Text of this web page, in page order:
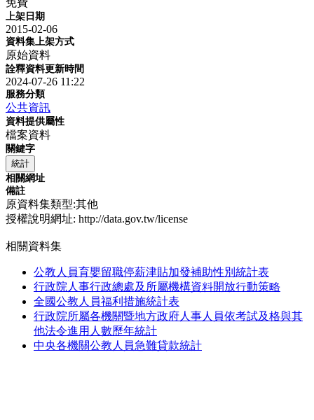
免費
上架日期
2015-02-06
資料集上架方式
原始資料
詮釋資料更新時間
2024-07-26 11:22
服務分類
公共資訊
資料提供屬性
檔案資料
關鍵字
統計
相關網址
備註
原資料集類型:其他
授權說明網址: http://data.gov.tw/license
相關資料集
公教人員育嬰留職停薪津貼加發補助性別統計表
行政院人事行政總處及所屬機構資料開放行動策略
全國公教人員福利措施統計表
行政院所屬各機關暨地方政府人事人員依考試及格與其
他法令進用人數歷年統計
中央各機關公教人員急難貸款統計